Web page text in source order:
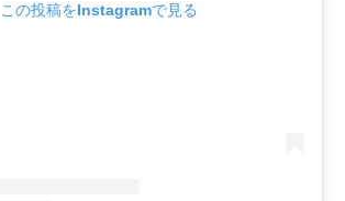
この投稿をInstagramで見る